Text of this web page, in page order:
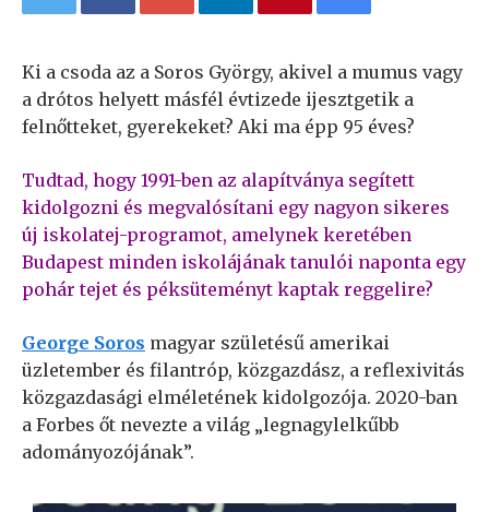
Ki a csoda az a Soros György, akivel a mumus vagy
a drótos helyett másfél évtizede ijesztgetik a
felnőtteket, gyerekeket? Aki ma épp 95 éves?
Tudtad, hogy 1991-ben az alapítványa segített
kidolgozni és megvalósítani egy nagyon sikeres
új iskolatej-programot, amelynek keretében
Budapest minden iskolájának tanulói naponta egy
pohár tejet és péksüteményt kaptak reggelire?
George Soros magyar születésű amerikai
üzletember és filantróp, közgazdász, a reflexivitás
közgazdasági elméletének kidolgozója. 2020-ban
a Forbes őt nevezte a világ „legnagylelkűbb
adományozójának”.